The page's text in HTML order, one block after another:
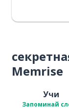
Memrise
Учи
Запоминай